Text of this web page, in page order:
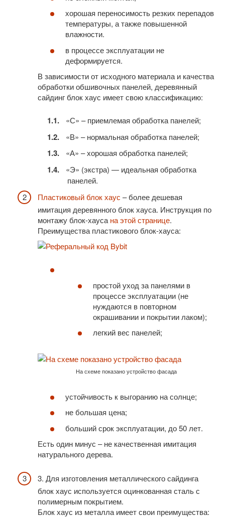
хорошая переносимость резких перепадов
температуры, а также повышенной
влажности.
в процессе эксплуатации не
деформируется.
В зависимости от исходного материала и качества
обработки обшивочных панелей, деревянный
сайдинг блок хаус имеет свою классификацию:
«С» – приемлемая обработка панелей;
«В» – нормальная обработка панелей;
«А» – хорошая обработка панелей;
«Э» (экстра) — идеальная обработка
панелей.
Пластиковый блок хаус – более дешевая
имитация деревянного блок хауса. Инструкция по
монтажу блок-хауса на этой странице.
Преимущества пластикового блок-хауса:
простой уход за панелями в
процессе эксплуатации (не
нуждаются в повторном
окрашивании и покрытии лаком);
легкий вес панелей;
На схеме показано устройство фасада
устойчивость к выгоранию на солнце;
не большая цена;
больший срок эксплуатации, до 50 лет.
Есть один минус – не качественная имитация
натурального дерева.
3. Для изготовления металлического сайдинга
блок хаус используется оцинкованная сталь с
полимерным покрытием.
Блок хаус из металла имеет свои преимущества: